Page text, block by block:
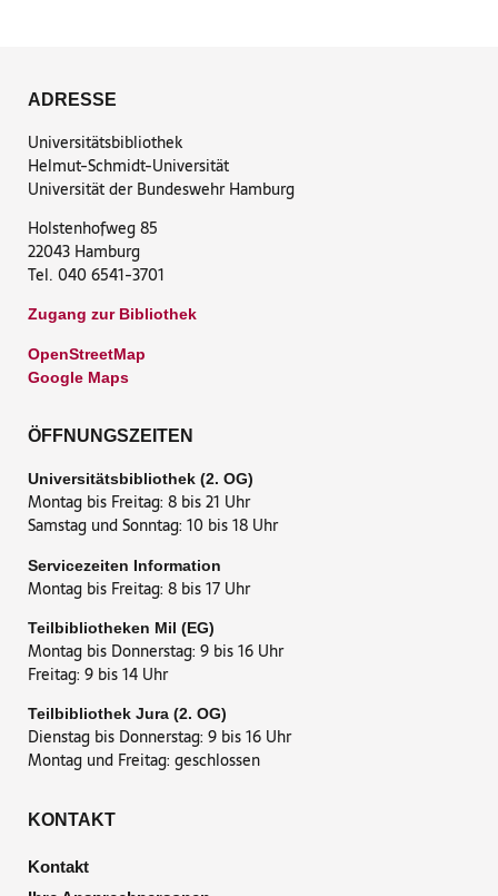
ADRESSE
Universitätsbibliothek
Helmut-Schmidt-Universität
Universität der Bundeswehr Hamburg
Holstenhofweg 85
22043 Hamburg
Tel. 040 6541-3701
Zugang zur Bibliothek
OpenStreetMap
Google Maps
ÖFFNUNGSZEITEN
Universitätsbibliothek (2. OG)
Montag bis Freitag: 8 bis 21 Uhr
Samstag und Sonntag: 10 bis 18 Uhr
Servicezeiten Information
Montag bis Freitag: 8 bis 17 Uhr
Teilbibliotheken Mil (EG)
Montag bis Donnerstag: 9 bis 16 Uhr
Freitag: 9 bis 14 Uhr
Teilbibliothek Jura (2. OG)
Dienstag bis Donnerstag: 9 bis 16 Uhr
Montag und Freitag: geschlossen
KONTAKT
Kontakt